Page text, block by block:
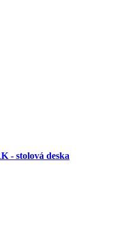
- stolová deska